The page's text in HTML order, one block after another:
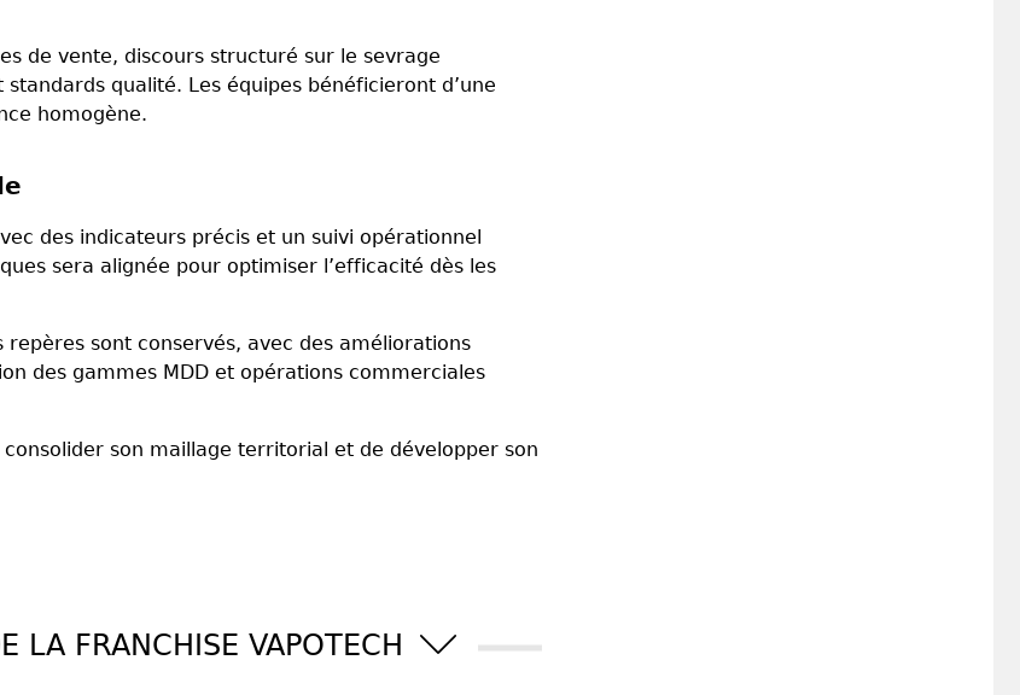
de vente, discours structuré sur le sevrage
qualité. Les équipes bénéficieront d’une
homogène.
des indicateurs précis et un suivi opérationnel
sera alignée pour optimiser l’efficacité dès les
sont conservés, avec des améliorations
des gammes MDD et opérations commerciales
son maillage territorial et de développer son
LA FRANCHISE VAPOTECH